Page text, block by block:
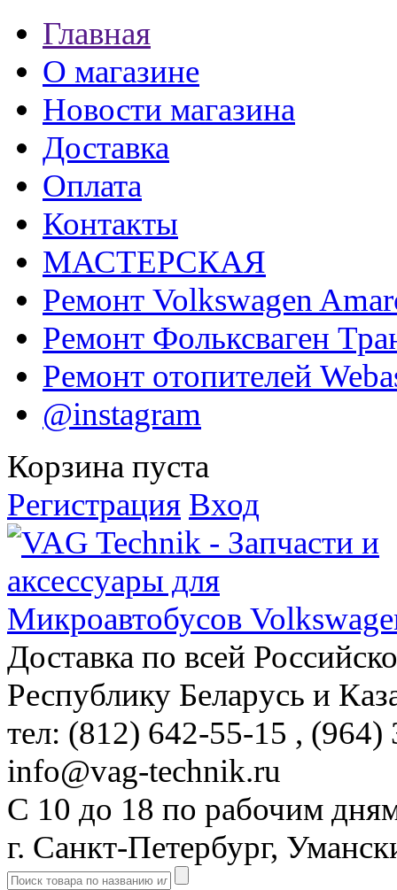
Главная
О магазине
Новости магазина
Доставка
Оплата
Контакты
МАСТЕРСКАЯ
Ремонт Volkswagen
Ремонт Фольксваген
Ремонт отопителей
@instagram
Корзина пуста
Регистрация Вход
Доставка по всей
Республику Беларусь и
тел: (812) 642-55-15 , (964)
info@vag-technik.ru
С 10 до 18 по рабочим
г. Санкт-Петербург,